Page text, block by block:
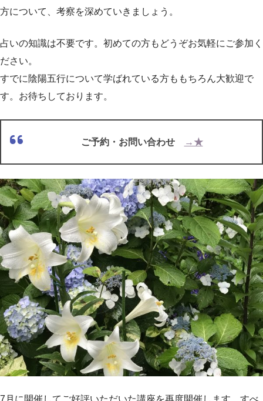
方について、考察を深めていきましょう。
占いの知識は不要です。初めての方もどうぞお気軽にご参加く
ださい。
すでに陰陽五行について学ばれている方ももちろん大歓迎で
す。お待ちしております。
ご予約・お問い合わせ →★